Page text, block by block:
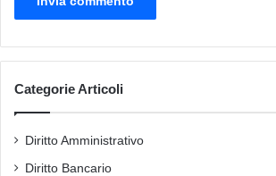
Categorie Articoli
Diritto Amministrativo
Diritto Bancario